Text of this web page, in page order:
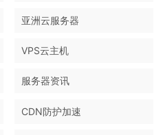
亚洲云服务器
VPS云主机
服务器资讯
CDN防护加速